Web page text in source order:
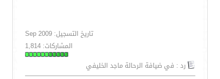
تاريخ التسجيل: Sep 2009
المشاركات: 1,814
رد : في ضيافة الرحالة ماجد الخليفي